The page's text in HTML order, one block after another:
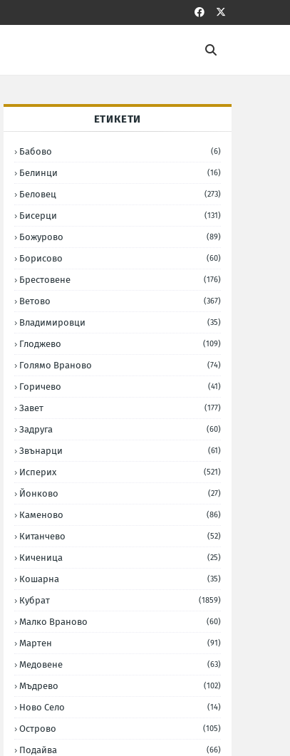
ЕТИКЕТИ
Бабово (6)
Белинци (16)
Беловец (273)
Бисерци (131)
Божурово (89)
Борисово (60)
Брестовене (176)
Ветово (367)
Владимировци (35)
Глоджево (109)
Голямо Враново (74)
Горичево (41)
Завет (177)
Задруга (60)
Звънарци (61)
Исперих (521)
Йонково (27)
Каменово (86)
Китанчево (52)
Киченица (25)
Кошарна (35)
Кубрат (1859)
Малко Враново (60)
Мартен (91)
Медовене (63)
Мъдрево (102)
Ново Село (14)
Острово (105)
Подайва (66)